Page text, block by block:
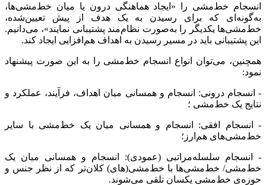
انسجام خط‌مشی را «ایجاد هماهنگی درون یا میان خط‌مشی‌ها،
به‌گونه‌ای که برای رسیدن به یک هدف از پیش تعیین‌شده،
خط‌مشی‌ها یکدیگر را به‌صورت نظام‌مند پشتیبانی نمایند»، می‌دانیم.
این پشتیبانی باید در مسیر رسیدن به اهداف هم‌افزایی ایجاد کند.
همچنین، می‌توان انواع انسجام خط‌مشی را به این صورت پیشنهاد
نمود:
- انسجام درونی: انسجام و همسانی میان اهداف، فرآیند، عملکرد و
نتایج یک خط‌مشی ؛
- انسجام افقی: انسجام و همسانی میان یک خط‌مشی با سایر
خط‌مشی‌های هم‌ارز؛
- انسجام سلسله‌مراتبی (عمودی): انسجام و همسانی میان یک
خط‌مشی/ خط‌مشی‌ها با خط‌مشی(های) کلان‌تر که از نظر جنس و
حوزه‌ی خط‌مشی یکسان تلقی ‌می‌شوند.